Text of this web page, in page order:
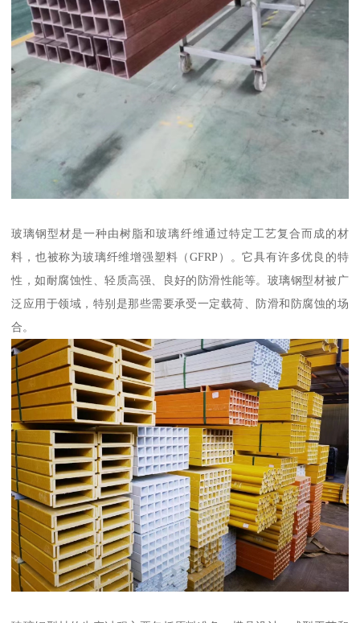
玻璃钢型材是一种由树脂和玻璃纤维通过特定工艺复合而成的材
料，也被称为玻璃纤维增强塑料（GFRP）。它具有许多优良的特
性，如耐腐蚀性、轻质高强、良好的防滑性能等。玻璃钢型材被广
泛应用于领域，特别是那些需要承受一定载荷、防滑和防腐蚀的场
合。